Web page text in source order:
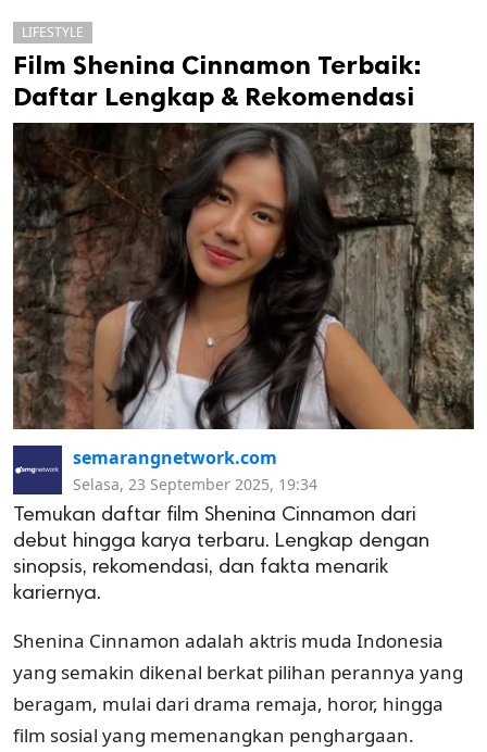
cipta.
LIFESTYLE
Film Shenina Cinnamon Terbaik:
Daftar Lengkap & Rekomendasi
semarangnetwork.com
Selasa, 23 September 2025, 19:34
Temukan daftar film Shenina Cinnamon dari
debut hingga karya terbaru. Lengkap dengan
sinopsis, rekomendasi, dan fakta menarik
kariernya.
Shenina Cinnamon adalah aktris muda Indonesia
yang semakin dikenal berkat pilihan perannya yang
beragam, mulai dari drama remaja, horor, hingga
film sosial yang memenangkan penghargaan.